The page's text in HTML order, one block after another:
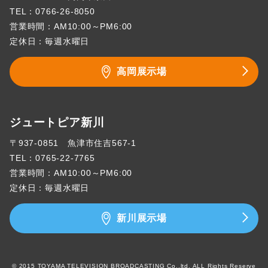
TEL：0766-26-8050
営業時間：AM10:00～PM6:00
定休日：毎週水曜日
高岡展示場
ジュートピア新川
〒937-0851 魚津市住吉567-1
TEL：0765-22-7765
営業時間：AM10:00～PM6:00
定休日：毎週水曜日
新川展示場
© 2015 TOYAMA TELEVISION BROADCASTING Co.,ltd. ALL Rights Reserve